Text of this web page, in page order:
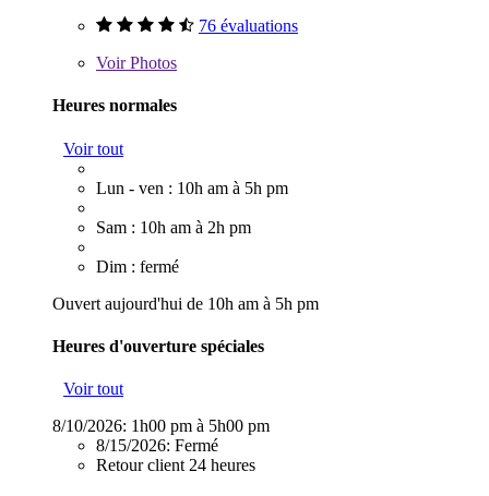
76 évaluations
VoirPhotos
Heures normales
Voir tout
Lun - ven : 10h am à 5h pm
Sam : 10h am à 2h pm
Dim : fermé
Ouvert aujourd'hui de 10h am à 5h pm
Heures d'ouverture spéciales
Voir tout
8/10/2026: 1h00 pm à 5h00 pm
8/15/2026: Fermé
Retour client 24 heures